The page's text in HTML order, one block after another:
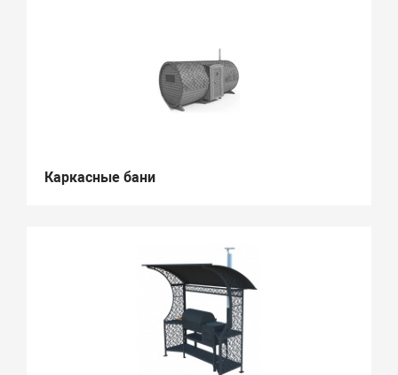
Каркасные бани